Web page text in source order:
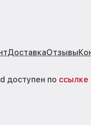
ДоставкаОтзывы
доступен по ссылке